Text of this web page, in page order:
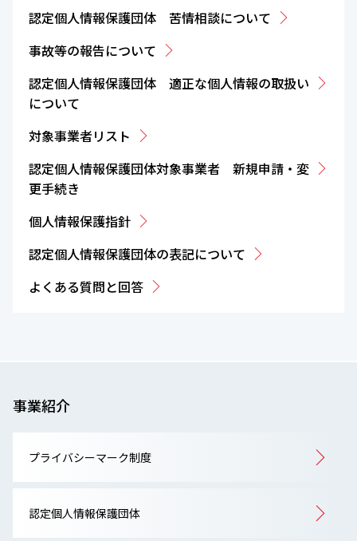
認定個人情報保護団体 苦情相談について
事故等の報告について
認定個人情報保護団体 適正な個人情報の取扱い
について
対象事業者リスト
認定個人情報保護団体対象事業者 新規申請・変
更手続き
個人情報保護指針
認定個人情報保護団体の表記について
よくある質問と回答
事業紹介
プライバシーマーク制度
認定個人情報保護団体